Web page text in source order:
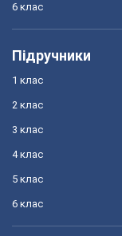
6 клас
Підручники
1 клас
2 клас
3 клас
4 клас
5 клас
6 клас